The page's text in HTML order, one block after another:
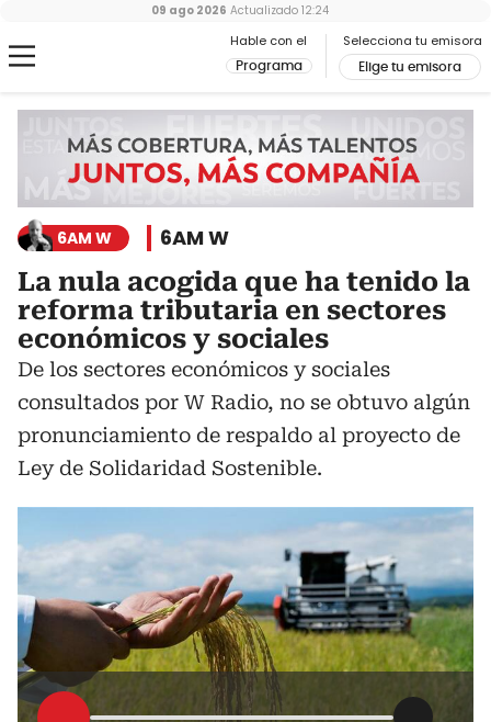
Hable con el
Programa
Selecciona tu emisora
Elige tu emisora
09 ago 2026 Actualizado 12:24
6AM W 6AM W
La nula acogida que ha tenido la
reforma tributaria en sectores
económicos y sociales
De los sectores económicos y sociales
consultados por W Radio, no se obtuvo algún
pronunciamiento de respaldo al proyecto de
Ley de Solidaridad Sostenible.